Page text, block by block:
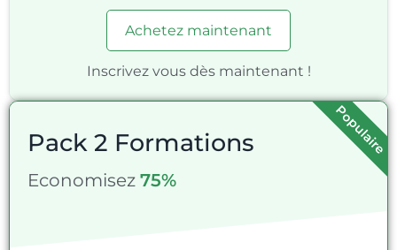
Achetez maintenant
Inscrivez vous dès maintenant !
Populaire
Pack 2 Formations
Economisez 75%